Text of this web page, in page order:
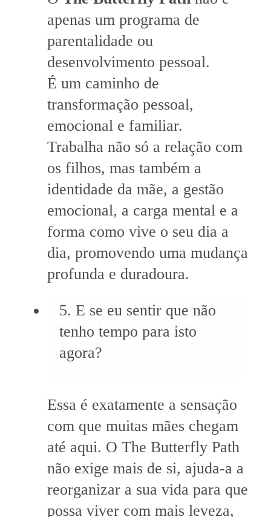
apenas um programa de
parentalidade ou
desenvolvimento pessoal.
É um caminho de
transformação pessoal,
emocional e familiar.
Trabalha não só a relação com
os filhos, mas também a
identidade da mãe, a gestão
emocional, a carga mental e a
forma como vive o seu dia a
dia, promovendo uma mudança
profunda e duradoura.
5. E se eu sentir que não
tenho tempo para isto
agora?
Essa é exatamente a sensação
com que muitas mães chegam
até aqui. O The Butterfly Path
não exige mais de si, ajuda-a a
reorganizar a sua vida para que
possa viver com mais leveza,